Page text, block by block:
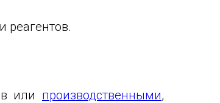
реагентов.
или производственными,